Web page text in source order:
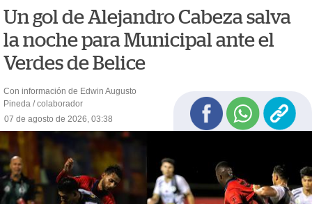
Un gol de Alejandro Cabeza salva
la noche para Municipal ante el
Verdes de Belice
Con información de Edwin Augusto
Pineda / colaborador
07 de agosto de 2026, 03:38